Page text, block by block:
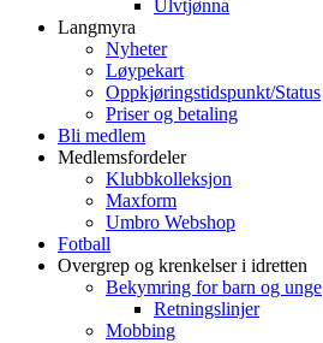
Ulvtjønna
Langmyra
Nyheter
Løypekart
Oppkjøringstidspunkt/Status
Priser og betaling
Bli medlem
Medlemsfordeler
Klubbkolleksjon
Maxform
Umbro Webshop
Fotball
Overgrep og krenkelser i idretten
Bekymring for barn og unge
Retningslinjer
Mobbing